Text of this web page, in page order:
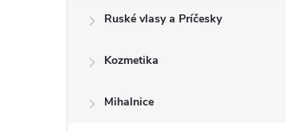
Ruské vlasy a Príčesky
Kozmetika
Mihalnice